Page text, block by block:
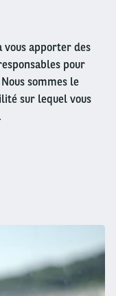
vous apporter des
pour
sommes le
sur lequel vous